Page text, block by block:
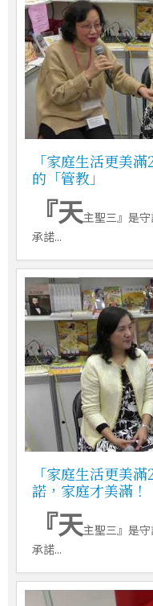
「家庭生活更美
的「管教」
『天主聖三』是
承諾...
「家庭生活更美
諾，家庭才美滿！
『天主聖三』是
承諾...